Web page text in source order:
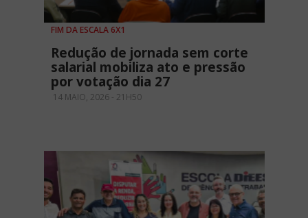
FIM DA ESCALA 6X1
Redução de jornada sem corte
salarial mobiliza ato e pressão
por votação dia 27
14 MAIO, 2026 - 21H50